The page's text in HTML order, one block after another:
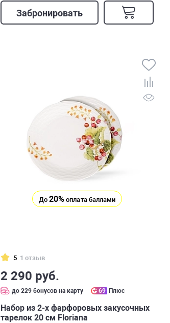
Забронировать
До20% оплата баллами
5 1 отзыв
2 290 руб.
до 229 бонусов на карту 69 Плюс
Набор из 2-х фарфоровых закусочных
тарелок 20 см Floriana